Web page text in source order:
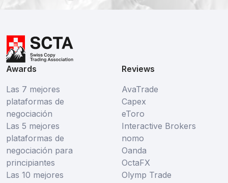
Awards
Las 7 mejores
plataformas de
negociación
Las 5 mejores
plataformas de
negociación para
principiantes
Las 10 mejores
Reviews
AvaTrade
Capex
eToro
Interactive Brokers
nomo
Oanda
OctaFX
Olymp Trade